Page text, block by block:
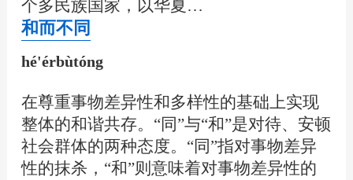
个多民族国家，以华夏…
和而不同
hé'érbùtóng
在尊重事物差异性和多样性的基础上实现
整体的和谐共存。“同”与“和”是对待、安顿
社会群体的两种态度。“同”指对事物差异
性的抹杀，“和”则意味着对事物差异性的